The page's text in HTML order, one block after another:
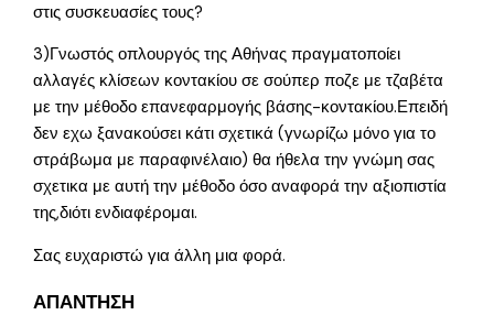
στις συσκευασίες τους?
3)Γνωστός οπλουργός της Αθήνας πραγματοποίει
αλλαγές κλίσεων κοντακίου σε σούπερ ποζε με τζαβέτα
με την μέθοδο επανεφαρμογής βάσης-κοντακίου.Επειδή
δεν εχω ξανακούσει κάτι σχετικά (γνωρίζω μόνο για το
στράβωμα με παραφινέλαιο) θα ήθελα την γνώμη σας
σχετικα με αυτή την μέθοδο όσο αναφορά την αξιοπιστία
της,διότι ενδιαφέρομαι.
Σας ευχαριστώ για άλλη μια φορά.
ΑΠΑΝΤΗΣΗ